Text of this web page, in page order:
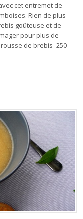
cet entremet de
Rien de plus
goûteuse et de
pour plus de
de brebis- 250